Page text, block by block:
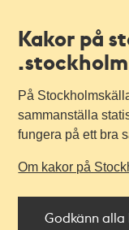
Kakor på
På
sammanställa
fungera på ett bra
Om kakor på
Godkänn alla